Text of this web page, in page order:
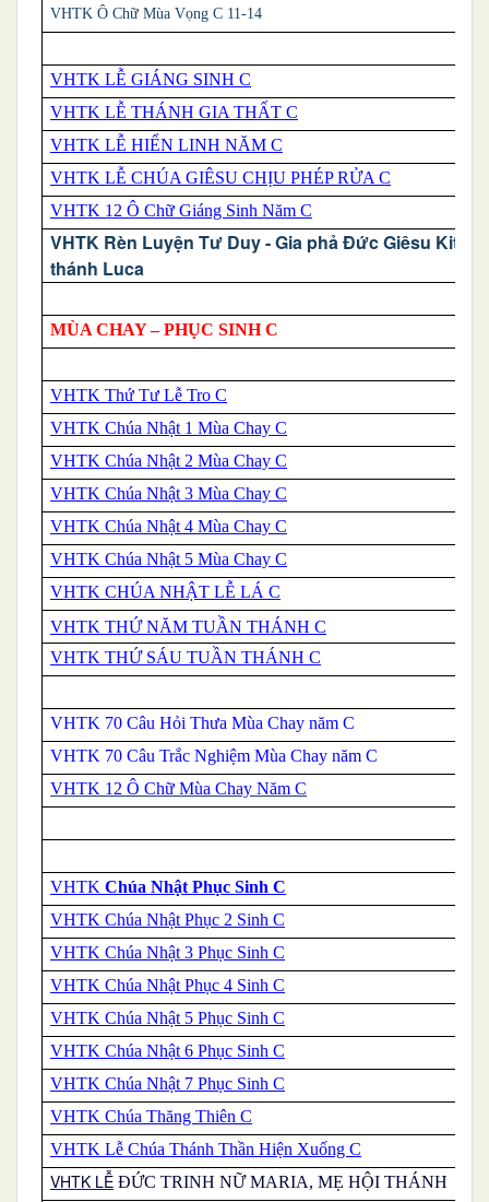
VHTK Ô Chữ Mùa Vọng C 11-14
VHTK LỄ GIÁNG SINH C
VHTK LỄ THÁNH GIA THẤT C
VHTK LỄ HIỂN LINH NĂM C
VHTK LỄ CHÚA GIÊSU CHỊU PHÉP RỬA C
VHTK 12 Ô Chữ Giáng Sinh Năm C
VHTK Rèn Luyện Tư Duy - Gia phả Đức Giêsu Kitô
thánh Luca
MÙA CHAY – PHỤC SINH C
VHTK Thứ Tư Lễ Tro C
VHTK Chúa Nhật 1 Mùa Chay C
VHTK Chúa Nhật 2 Mùa Chay C
VHTK Chúa Nhật 3 Mùa Chay C
VHTK Chúa Nhật 4 Mùa Chay C
VHTK Chúa Nhật 5 Mùa Chay C
VHTK CHÚA NHẬT LỄ LÁ C
VHTK THỨ NĂM TUẦN THÁNH C
VHTK THỨ SÁU TUẦN THÁNH C
VHTK 70 Câu Hỏi Thưa Mùa Chay năm C
VHTK 70 Câu Trắc Nghiệm Mùa Chay năm C
VHTK 12 Ô Chữ Mùa Chay Năm C
VHTK Chúa Nhật Phục Sinh C
VHTK Chúa Nhật Phục 2 Sinh C
VHTK Chúa Nhật 3 Phục Sinh C
VHTK Chúa Nhật Phục 4 Sinh C
VHTK Chúa Nhật 5 Phục Sinh C
VHTK Chúa Nhật 6 Phục Sinh C
VHTK Chúa Nhật 7 Phục Sinh C
VHTK Chúa Thăng Thiên C
VHTK Lễ Chúa Thánh Thần Hiện Xuống C
VHTK LỄ ĐỨC TRINH NỮ MARIA, MẸ HỘI THÁNH